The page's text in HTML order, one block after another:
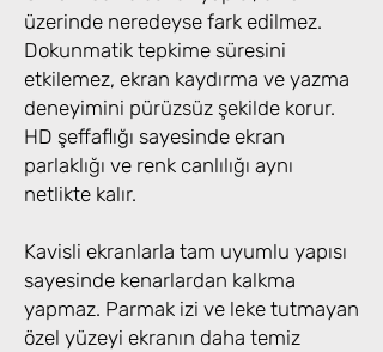
üzerinde neredeyse fark edilmez.
Dokunmatik tepkime süresini
etkilemez, ekran kaydırma ve yazma
deneyimini pürüzsüz şekilde korur.
HD şeffaflığı sayesinde ekran
parlaklığı ve renk canlılığı aynı
netlikte kalır.
Kavisli ekranlarla tam uyumlu yapısı
sayesinde kenarlardan kalkma
yapmaz. Parmak izi ve leke tutmayan
özel yüzeyi ekranın daha temiz